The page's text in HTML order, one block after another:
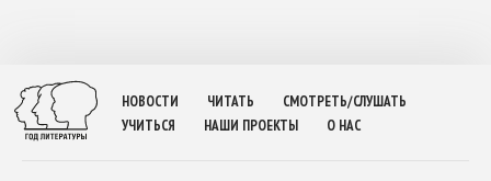
НОВОСТИ ЧИТАТЬ
СМОТРЕТЬ/СЛУШАТЬ
УЧИТЬСЯ
НАШИ ПРОЕКТЫ О НАС